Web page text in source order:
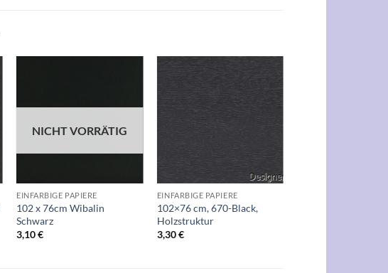
Wunschliste
NICHT VORRÄTIG
EINFARBIGE PAPIERE
102 x 76cm Wibalin
Schwarz
3,10€
Auf die
EINFARBIGE PAPIERE
102×76 cm, 670-Black,
Holzstruktur
3,30€